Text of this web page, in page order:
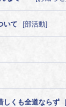
いて 部活動
くも全道ならず